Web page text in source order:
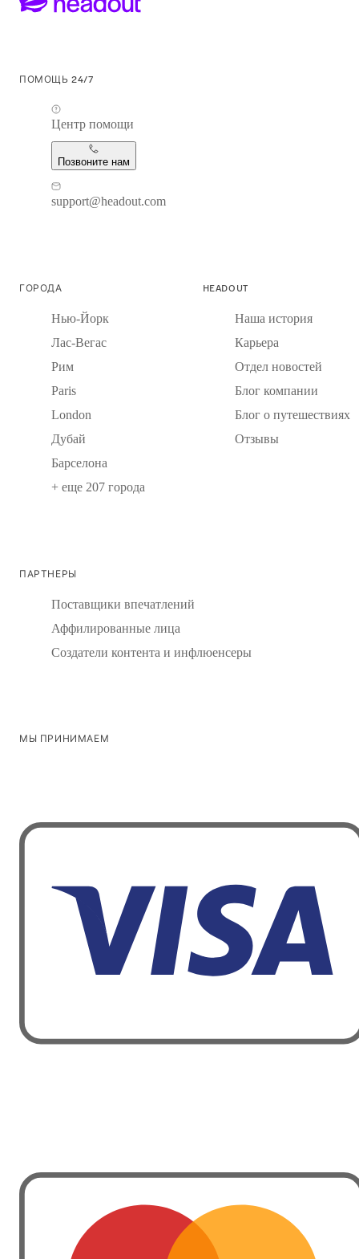
ПОМОЩЬ 24/7
Центр помощи
Позвоните нам
support@headout.com
ГОРОДА
Нью-Йорк
Лас-Вегас
Рим
Paris
London
Дубай
Барселона
+ еще 207 города
HEADOUT
Наша история
Карьера
Отдел новостей
Блог компании
Блог о путешествиях
Отзывы
ПАРТНЕРЫ
Поставщики впечатлений
Аффилированные лица
Создатели контента и инфлюенсеры
МЫ ПРИНИМАЕМ